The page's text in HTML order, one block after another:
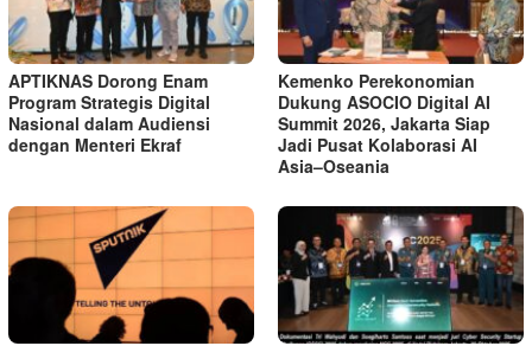
APTIKNAS Dorong Enam
Program Strategis Digital
Nasional dalam Audiensi
dengan Menteri Ekraf
Kemenko Perekonomian
Dukung ASOCIO Digital AI
Summit 2026, Jakarta Siap
Jadi Pusat Kolaborasi AI
Asia–Oseania